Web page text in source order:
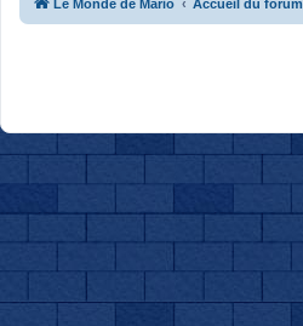
Le Monde de Mario Accueil du forum